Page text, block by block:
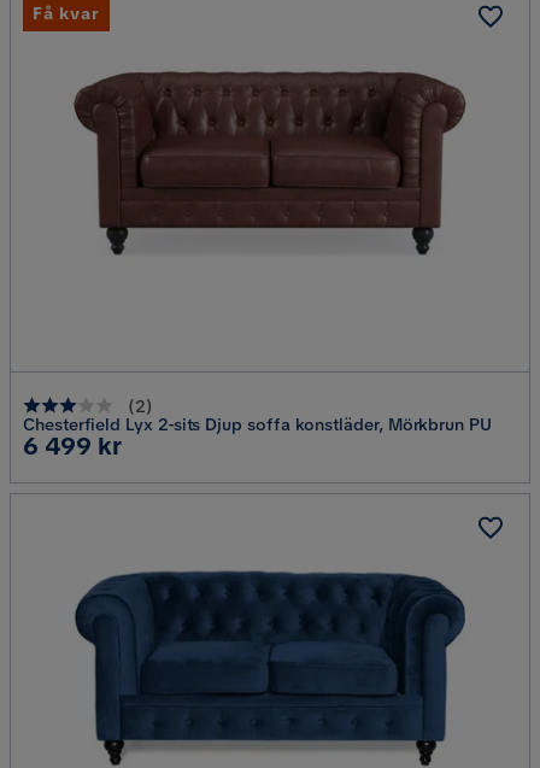
(2)
Chesterfield Lyx 2-sits Djup soffa konstläder, Mörkbrun PU
Pris
6 499 kr
Få kvar